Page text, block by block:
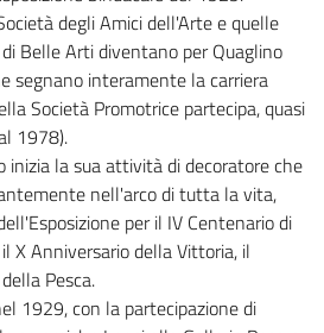
degli Amici dell'Arte e quelle
Belle Arti diventano per Quaglino
segnano interamente la carriera
Società Promotrice partecipa, quasi
1978).
inizia la sua attività di decoratore che
nell'arco di tutta la vita,
per il IV Centenario di
X Anniversario della Vittoria, il
Pesca.
1929, con la partecipazione di